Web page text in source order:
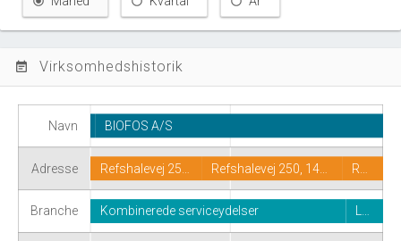
event_note Virksomhedshistorik
Navn
Adresse
Branche
BIOFOS A/S
Refshalevej 25… Refshalevej 250, 14… R…
Kombinerede serviceydelser L…